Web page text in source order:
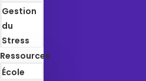
Gestion
du
Stress
Ressources
École